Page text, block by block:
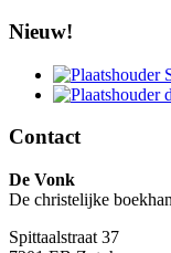
Nieuw!
Contact
De Vonk
De christelijke
Spittaalstraat 37